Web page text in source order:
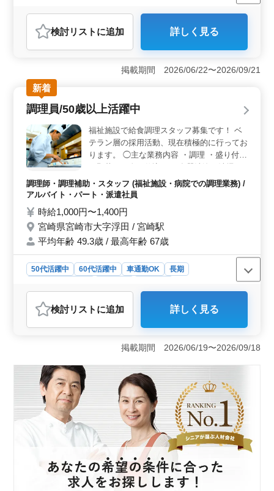
調理師・調理補助・スタッフ
おすすめポイント
＜経験者優遇＞ 調理経験3年以上の方を対象にしており
ます。職場ではベテランスタッフが活躍中です。経験を
活かせ、若手の育成にも携われます。 ＜勤務環境
＞ 週休2日制で、勤務時間応相談と柔軟な勤務も可能で
す。50代、60代の採用実績もあり、長期で安心して働け
る環境が整っています。 ＜通勤の利便性＞ マイカ
ー通勤が可能であり、通勤手当も実費支給されます。
社会保険完備など、福利厚生面も充実しております。
検討リスト に追加 詳しく見る
掲載期間 2026/06/22〜2026/09/21
新着
調理員/50歳以上活躍中
福祉施設で給食調理スタッフ募集です！ ベ
テラン層の採用活動、現在積極的に行ってお
ります。 ◯主な業務内容 ・調理 ・盛り付け
調理指示 マイカー通勤OK。毎日の通勤スト
レスも少なく済みます。 ※週休2日制 ※ブ
実績あり 現在50歳以上のベテラン料理人も
活躍中。
調理師・調理補助・スタッフ (福祉施設・病院での調理業務) /
アルバイト・パート・派遣社員
時給1,000円〜1,400円
宮崎県宮崎市大字浮田 / 宮崎駅
平均年齢 49.3歳 / 最高年齢 67歳
50代活躍中 60代活躍中 車通勤OK
長期
調理師・調理補助・スタッフ
おすすめポイント
＜働きやすさ＞ 週休2日制で残業がほとんどなく、長期
的に無理なく働ける環境です。さらにマイカー通勤OKで
通勤時間や交通手段に悩むことなく働ける点も大きなメ
リットです。プライベートとの両立がしやすい職場で
す。 ＜経験を活かす＞ 50代・60代が多数活躍して
おり、特にベテラン層が歓迎される環境です。調理経験
が1年以上あれば即戦力として活躍できブランクがあって
もサポートが充実しているため、安心して再スタートを
切れます。 ＜安定した雇用＞ 社会保険完備で福利
厚生も充実しており、安心して働けます。また年齢に関
係なく積極的に採用される環境なので、長期的に安定し
た雇用を求める方におすすめです。
検討リスト に追加 詳しく見る
掲載期間 2026/06/19〜2026/09/18